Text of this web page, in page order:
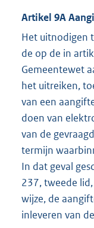
Artikel 9A
Het uitnodigen
de op de in
Gemeentewet
het uitreiken,
van een
doen van
van de
termijn
In dat geval
237, tweede
wijze, de
inleveren van